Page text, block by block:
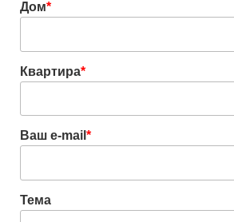
Дом*
Квартира*
Ваш e-mail *
Тема